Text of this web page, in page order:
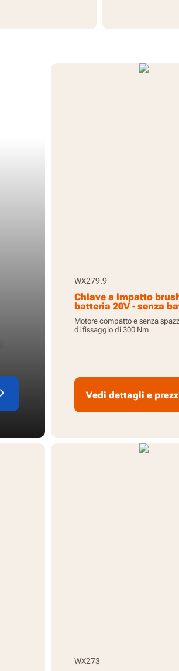
WX279.9
Chiave a impatto
batteria 20V - senza
caricabatteria
Motore compatto e senza
di fissaggio di 300 Nm
Vedi dettagli e
WX273